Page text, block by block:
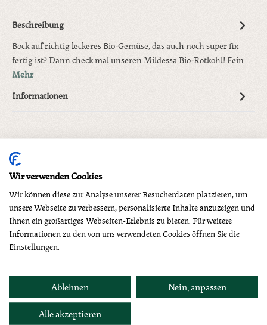
Wir verwenden Cookies
Wir können diese zur Analyse unserer Besucherdaten platzieren, um
unsere Webseite zu verbessern, personalisierte Inhalte anzuzeigen und
Ihnen ein großartiges Webseiten-Erlebnis zu bieten. Für weitere
Informationen zu den von uns verwendeten Cookies öffnen Sie die
Einstellungen.
Ablehnen Nein, anpassen
Alle akzeptieren
Beschreibung
Bock auf richtig leckeres Bio-Gemüse, das auch noch super fix
fertig ist? Dann check mal unseren Mildessa Bio-Rotkohl! Fein…
Mehr
Informationen
Produktgalerie überspringen
Dazu empfehlen wir